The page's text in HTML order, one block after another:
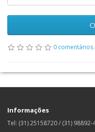
0 comentários
Informações
Tel: (31) 25158720 / (31) 98892-